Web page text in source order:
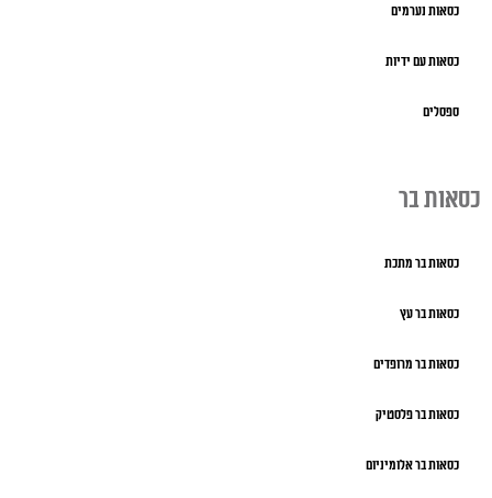
כסאות נערמים
כסאות עם ידיות
ספסלים
כסאות בר
כסאות בר מתכת
כסאות בר עץ
כסאות בר מרופדים
כסאות בר פלסטיק
כסאות בר אלומיניום